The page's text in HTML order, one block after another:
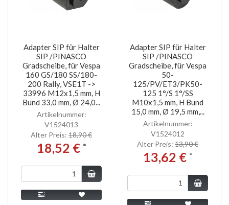
Adapter SIP für Halter
SIP /PINASCO
Gradscheibe, für Vespa
160 GS/180 SS/180-
200 Rally, VSE1T ->
33996 M12x1,5 mm, H
Bund 33,0 mm, Ø 24,0...
Artikelnummer:
V1524013
Alter Preis: 18,90 €
18,52 € *
Adapter SIP für Halter
SIP /PINASCO
Gradscheibe, für Vespa
50-
125/PV/ET3/PK50-
125 1°/S 1°/SS
M10x1,5 mm, H Bund
15,0 mm, Ø 19,5 mm,...
Artikelnummer:
V1524012
Alter Preis: 13,90 €
13,62 € *